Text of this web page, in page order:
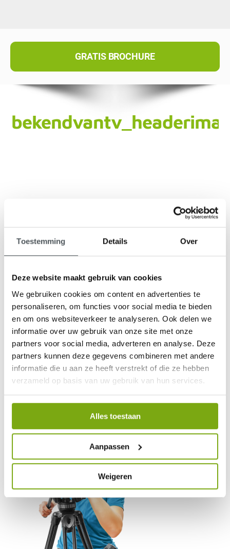
Toestemming Details Over
Deze website maakt gebruik van cookies
We gebruiken cookies om content en advertenties te
personaliseren, om functies voor social media te bieden
en om ons websiteverkeer te analyseren. Ook delen we
informatie over uw gebruik van onze site met onze
partners voor social media, adverteren en analyse. Deze
partners kunnen deze gegevens combineren met andere
informatie die u aan ze heeft verstrekt of die ze hebben
verzameld op basis van uw gebruik van hun services.
Alles toestaan
Aanpassen
Weigeren
GRATIS BROCHURE
9,1